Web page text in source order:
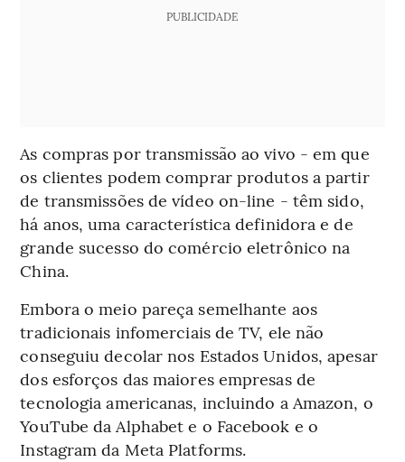
PUBLICIDADE
As compras por transmissão ao vivo - em que
os clientes podem comprar produtos a partir
de transmissões de vídeo on-line - têm sido,
há anos, uma característica definidora e de
grande sucesso do comércio eletrônico na
China.
Embora o meio pareça semelhante aos
tradicionais infomerciais de TV, ele não
conseguiu decolar nos Estados Unidos, apesar
dos esforços das maiores empresas de
tecnologia americanas, incluindo a Amazon, o
YouTube da Alphabet e o Facebook e o
Instagram da Meta Platforms.